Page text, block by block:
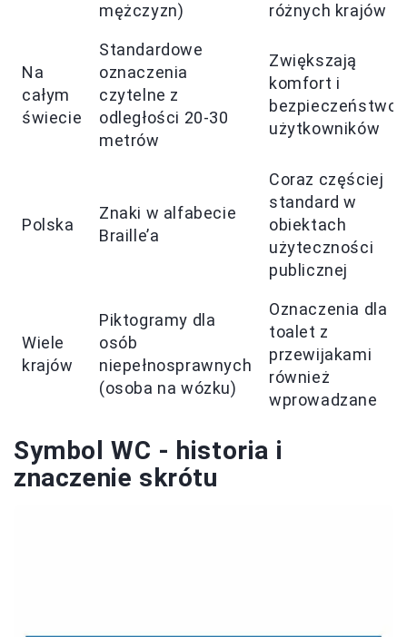
mężczyzn)
różnych krajów
Na
całym
świecie
Standardowe
oznaczenia
czytelne z
odległości 20-30
metrów
Zwiększają
komfort i
bezpieczeństwo
użytkowników
Polska
Znaki w alfabecie
Braille’a
Coraz częściej
standard w
obiektach
użyteczności
publicznej
Wiele
krajów
Piktogramy dla
osób
niepełnosprawnych
(osoba na wózku)
Oznaczenia dla
toalet z
przewijakami
również
wprowadzane
Symbol WC - historia i
znaczenie skrótu